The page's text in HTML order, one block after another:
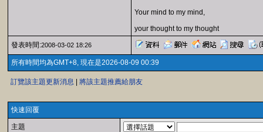
Your mind to my mind,
your thought to my thought
發表時間:2008-03-02 18:26
所有時間均為GMT+8, 現在是2026-08-09 00:39
訂覽該主題更新消息 將該主題推薦給朋友
快速回覆
主題